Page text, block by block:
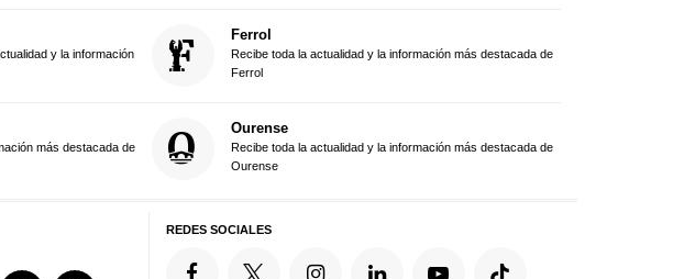
y la información
Ferrol
Recibe toda la actualidad y la información más destacada de
Ferrol
más destacada de
Ourense
Recibe toda la actualidad y la información más destacada de
Ourense
REDES SOCIALES